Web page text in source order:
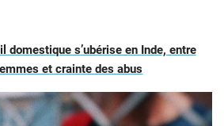
domestique s’ubérise en Inde, entre
et crainte des abus